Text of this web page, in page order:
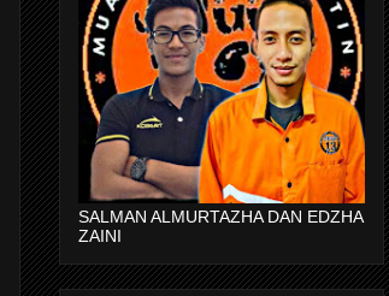
SALMAN ALMURTAZHA DAN EDZHA
ZAINI